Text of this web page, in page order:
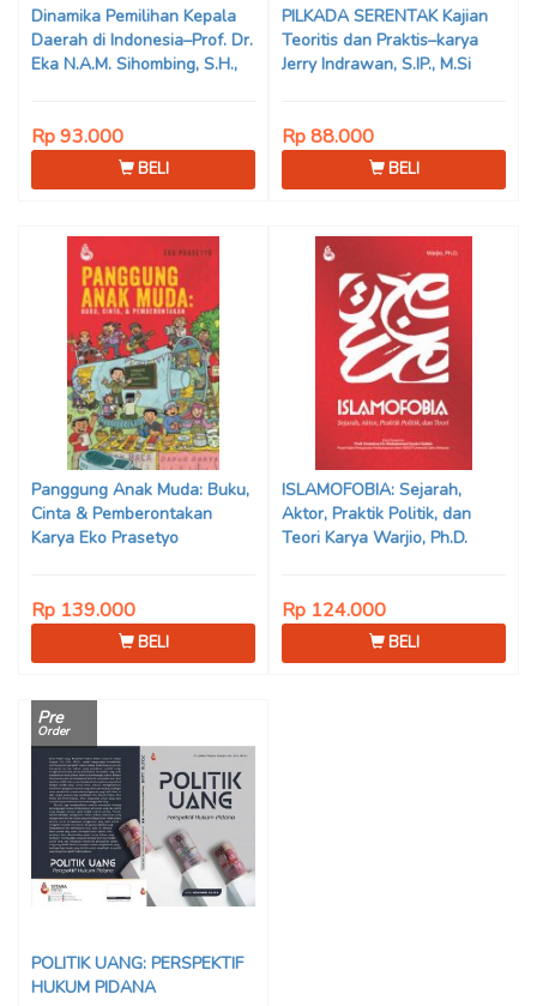
Dinamika Pemilihan Kepala
Daerah di Indonesia–Prof. Dr.
Eka N.A.M. Sihombing, S.H.,
Rp 93.000
BELI
PILKADA SERENTAK Kajian
Teoritis dan Praktis–karya
Jerry Indrawan, S.IP., M.Si
Rp 88.000
BELI
Panggung Anak Muda: Buku,
Cinta & Pemberontakan
Karya Eko Prasetyo
Rp 139.000
BELI
ISLAMOFOBIA: Sejarah,
Aktor, Praktik Politik, dan
Teori Karya Warjio, Ph.D.
Rp 124.000
BELI
Pre
Order
POLITIK UANG: PERSPEKTIF
HUKUM PIDANA